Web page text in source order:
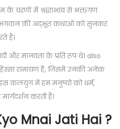
के चरणों में श्रद्धाभाव से भक्तगण
भगवान की अद्भूत कथाओं को सुनकर
हैं।
और मानवता के प्रति रूप थे। also
रामायण है, जिसमें उनकी अनेक
कलयुग में हम मनुष्यो को धर्म,
करती हैं।
Mnai Jati Hai ?